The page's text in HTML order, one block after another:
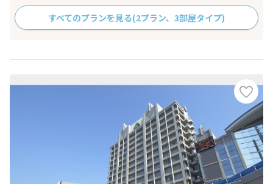
すべてのプランを見る(2プラン、3部屋タイプ)